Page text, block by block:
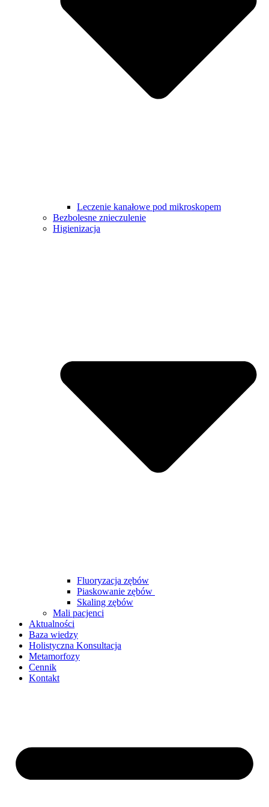
Leczenie kanałowe pod mikroskopem
Bezbolesne znieczulenie
Higienizacja
Fluoryzacja zębów
Piaskowanie zębów
Skaling zębów
Mali pacjenci
Aktualności
Baza wiedzy
Holistyczna Konsultacja
Metamorfozy
Cennik
Kontakt